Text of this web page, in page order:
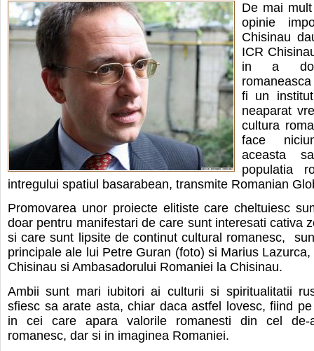
De mai
opinie
Chisinau
ICR
in a
fi un
neaparat
cultura
face
aceasta
populatia
intregului spatiul basarabean, transmite Romanian
Promovarea unor proiecte elitiste care cheltuiesc
doar pentru manifestari de care sunt interesati cativa
si care sunt lipsite de continut cultural romanesc,
principale ale lui Petre Guran (foto) si Marius
Chisinau si Ambasadorului Romaniei la Chisinau.
Ambii sunt mari iubitori ai culturii si spiritualitatii
sfiesc sa arate asta, chiar daca astfel lovesc, fiind
in cei care apara valorile romanesti din cel de-
romanesc, dar si in imaginea Romaniei.